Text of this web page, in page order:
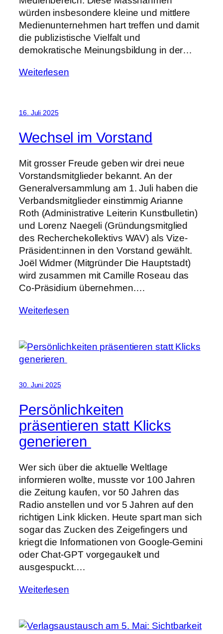
würden insbesondere kleine und mittlere
Medienunternehmen hart treffen und damit
die publizistische Vielfalt und
demokratische Meinungsbildung in der…
Weiterlesen
16. Juli 2025
Wechsel im Vorstand
Mit grosser Freude geben wir drei neue
Vorstandsmitglieder bekannt. An der
Generalversammlung am 1. Juli haben die
Verbandsmitglieder einstimmig Arianne
Roth (Administrative Leiterin Kunstbulletin)
und Lorenz Naegeli (Gründungsmitglied
des Recherchekollektivs WAV) als Vize-
Präsident:innen in den Vorstand gewählt.
Joël Widmer (Mitgründer Die Hauptstadt)
wird zusammen mit Camille Roseau das
Co-Präsidium übernehmen.…
Weiterlesen
30. Juni 2025
Persönlichkeiten
präsentieren statt Klicks
generieren
Wer sich über die aktuelle Weltlage
informieren wollte, musste vor 100 Jahren
die Zeitung kaufen, vor 50 Jahren das
Radio anstellen und vor 5 Jahren auf den
richtigen Link klicken. Heute spart man sich
sogar das Zucken des Zeigefingers und
kriegt die Informationen von Google-Gemini
oder Chat-GPT vorgegaukelt und
ausgespuckt.…
Weiterlesen